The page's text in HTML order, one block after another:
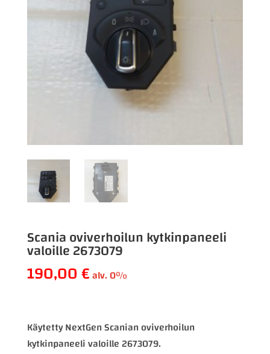
Scania oviverhoilun kytkinpaneeli
valoille 2673079
190,00€alv. 0%
Käytetty NextGen Scanian oviverhoilun
kytkinpaneeli valoille 2673079.